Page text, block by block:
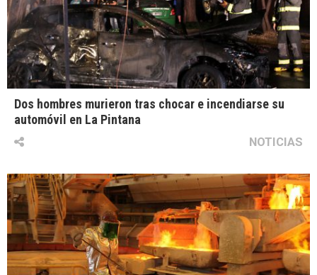
Dos hombres murieron tras chocar e incendiarse su
automóvil en La Pintana
NOTICIAS